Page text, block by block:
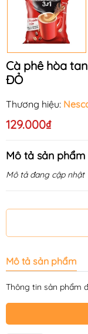
Cà phê hòa
ĐỎ
Thương hiệu:
129.000₫
Mô tả sản phẩm
Mô tả đang cập nhật
Mô tả sản phẩm
Thông tin sản phẩm